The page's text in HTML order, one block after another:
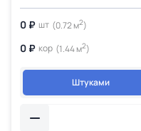
0 ₽ шт (0.72 м2)
0 ₽ кор (1.44 м2)
Штуками